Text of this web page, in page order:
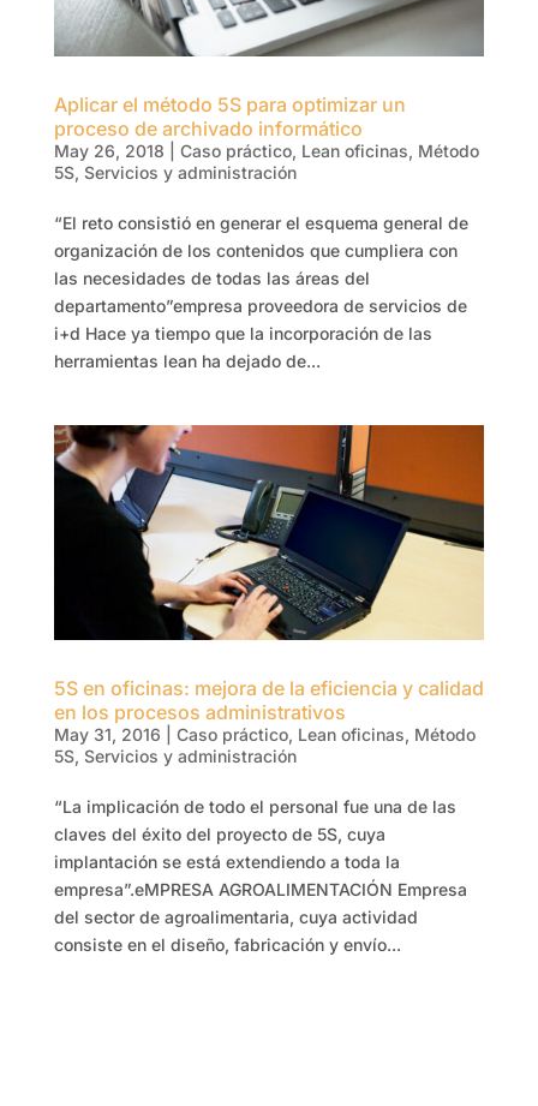
Aplicar el método 5S para optimizar un
proceso de archivado informático
May 26, 2018 Caso práctico, Lean oficinas, Método
5S, Servicios y administración
“El reto consistió en generar el esquema general de
organización de los contenidos que cumpliera con
las necesidades de todas las áreas del
departamento”empresa proveedora de servicios de
i+d Hace ya tiempo que la incorporación de las
herramientas lean ha dejado de...
5S en oficinas: mejora de la eficiencia y calidad
en los procesos administrativos
May 31, 2016 Caso práctico, Lean oficinas, Método
5S, Servicios y administración
“La implicación de todo el personal fue una de las
claves del éxito del proyecto de 5S, cuya
implantación se está extendiendo a toda la
empresa”.eMPRESA AGROALIMENTACIÓN Empresa
del sector de agroalimentaria, cuya actividad
consiste en el diseño, fabricación y envío...